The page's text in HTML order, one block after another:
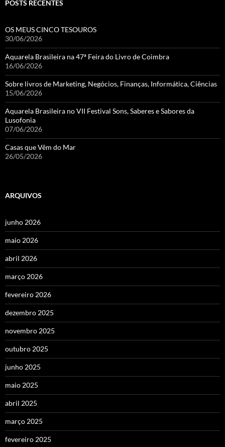
POSTS RECENTES
OS MEUS CINCO TESOUROS
30/06/2026
Aquarela Brasileira na 47ª Feira do Livro de Coimbra
16/06/2026
Sobre livros de Marketing, Negócios, Finanças, Informática, Ciências
15/06/2026
Aquarela Brasileira no VII Festival Sons, Saberes e Sabores da
Lusofonia
07/06/2026
Casas que Vêm do Mar
26/05/2026
ARQUIVOS
junho 2026
maio 2026
abril 2026
março 2026
fevereiro 2026
dezembro 2025
novembro 2025
outubro 2025
junho 2025
maio 2025
abril 2025
março 2025
fevereiro 2025